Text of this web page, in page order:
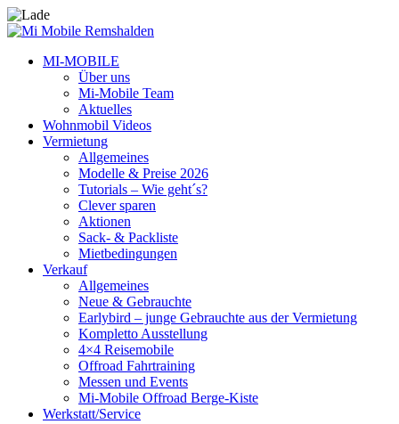
MI-MOBILE
Über uns
Mi-Mobile Team
Aktuelles
Wohnmobil Videos
Vermietung
Allgemeines
Modelle & Preise 2026
Tutorials – Wie geht´s?
Clever sparen
Aktionen
Sack- & Packliste
Mietbedingungen
Verkauf
Allgemeines
Neue & Gebrauchte
Earlybird – junge Gebrauchte aus der Vermietung
Kompletto Ausstellung
4×4 Reisemobile
Offroad Fahrtraining
Messen und Events
Mi-Mobile Offroad Berge-Kiste
Werkstatt/Service